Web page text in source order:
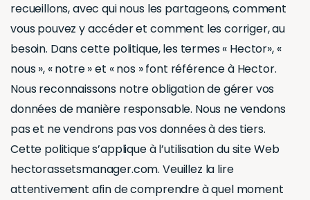
recueillons, avec qui nous les partageons, comment
vous pouvez y accéder et comment les corriger, au
besoin. Dans cette politique, les termes « Hector», «
nous », « notre » et « nos » font référence à Hector.
Nous reconnaissons notre obligation de gérer vos
données de manière responsable. Nous ne vendons
pas et ne vendrons pas vos données à des tiers.
Cette politique s’applique à l’utilisation du site Web
hectorassetsmanager.com. Veuillez la lire
attentivement afin de comprendre à quel moment